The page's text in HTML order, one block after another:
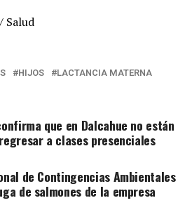
Salud
HIJOS
LACTANCIA MATERNA
que en Dalcahue no están
a clases presenciales
de Contingencias Ambientales
de salmones de la empresa